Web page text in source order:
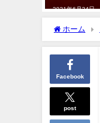
2021年6月24日
ホーム
Facebook
post